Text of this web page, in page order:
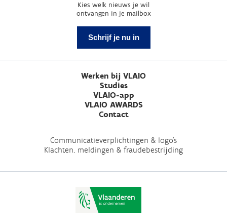
Kies welk nieuws je wil
ontvangen in je mailbox
Schrijf je nu in
Werken bij VLAIO
Studies
VLAIO-app
VLAIO AWARDS
Contact
Communicatieverplichtingen & logo's
Klachten, meldingen & fraudebestrijding